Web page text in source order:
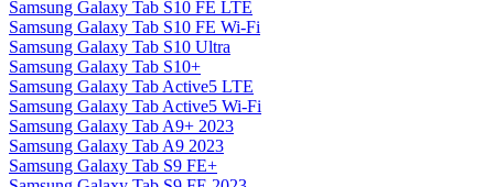
Samsung Galaxy Tab S10 FE LTE
Samsung Galaxy Tab S10 FE Wi-Fi
Samsung Galaxy Tab S10 Ultra
Samsung Galaxy Tab S10+
Samsung Galaxy Tab Active5 LTE
Samsung Galaxy Tab Active5 Wi-Fi
Samsung Galaxy Tab A9+ 2023
Samsung Galaxy Tab A9 2023
Samsung Galaxy Tab S9 FE+